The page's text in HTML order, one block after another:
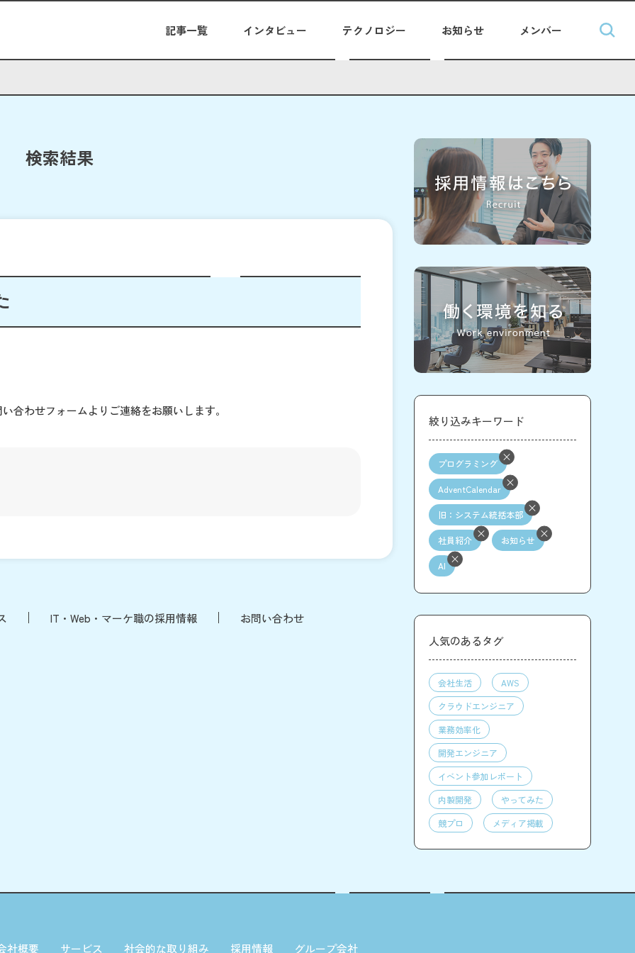
記事一覧 インタビュー テクノロジー お知らせ メンバー
検索結果
合わせフォームよりご連絡をお願いします。
IT・Web・マーケ職の採用情報 お問い合わせ
絞り込みキーワード
プログラミング
AdventCalendar
旧：システム統括本部
社員紹介 お知らせ
AI
人気のあるタグ
会社生活
AWS
クラウドエンジニア
業務効率化
開発エンジニア
イベント参加レポート
内製開発
やってみた
競プロ
メディア掲載
社概要 サービス 社会的な取り組み 採用情報 グループ会社